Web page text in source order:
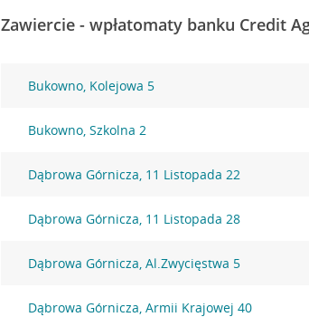
Zawiercie - wpłatomaty banku Credit
Bukowno, Kolejowa 5
Bukowno, Szkolna 2
Dąbrowa Górnicza, 11 Listopada 22
Dąbrowa Górnicza, 11 Listopada 28
Dąbrowa Górnicza, Al.Zwycięstwa 5
Dąbrowa Górnicza, Armii Krajowej 40